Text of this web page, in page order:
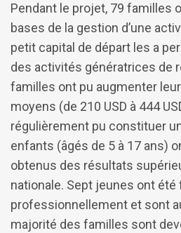
Pendant le projet, 79 familles
bases de la gestion d’une
petit capital de départ les a
des activités génératrices de
familles ont pu augmenter
moyens (de 210 USD à 444
régulièrement pu constituer
enfants (âgés de 5 à 17 ans)
obtenus des résultats
nationale. Sept jeunes ont été
professionnellement et sont
majorité des familles sont